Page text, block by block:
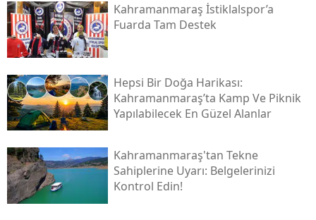
Kahramanmaraş İstiklalspor’a
Fuarda Tam Destek
Hepsi Bir Doğa Harikası:
Kahramanmaraş’ta Kamp Ve Piknik
Yapılabilecek En Güzel Alanlar
Kahramanmaraş'tan Tekne
Sahiplerine Uyarı: Belgelerinizi
Kontrol Edin!